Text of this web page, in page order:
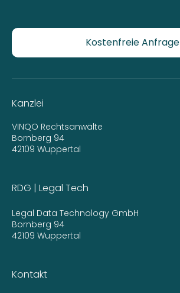
Kostenfreie Anfrage
Kanzlei
VINQO Rechtsanwälte
Bornberg 94
42109 Wuppertal
RDG | Legal Tech
Legal Data Technology GmbH
Bornberg 94
42109 Wuppertal
Kontakt